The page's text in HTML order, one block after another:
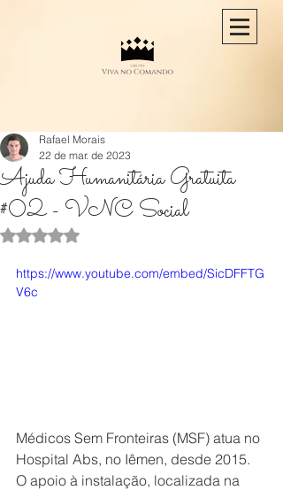
Ajuda Humanitária Gratuita
#02 - VNC Social
Rafael Morais
22 de mar. de 2023
Avaliado com NaN de 5 estrelas.
https://www.youtube.com/embed/SicDFFTG
V6c
Médicos Sem Fronteiras (MSF) atua no
Hospital Abs, no Iêmen, desde 2015.
O apoio à instalação, localizada na